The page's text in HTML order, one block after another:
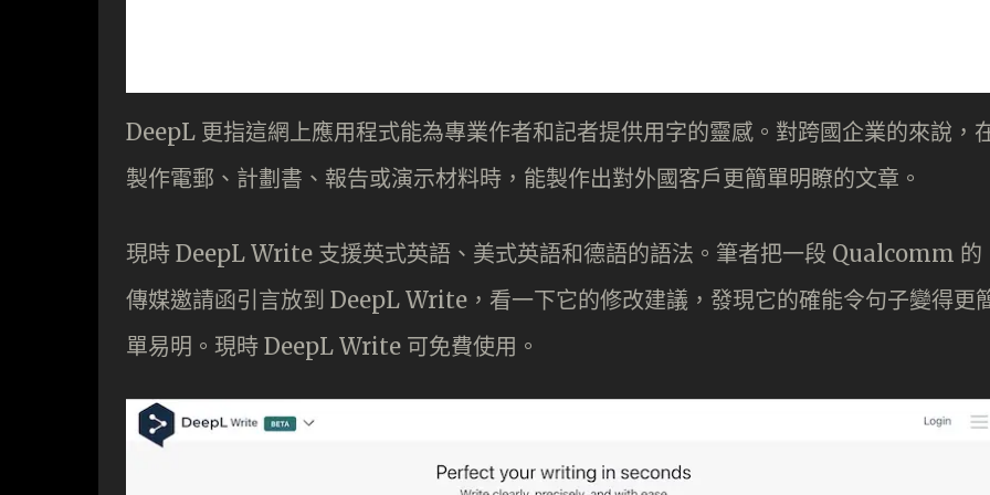
DeepL 更指這網上應用程式能為專業作者和記者提供用字的靈感。對跨國企業的來說，
製作電郵、計劃書、報告或演示材料時，能製作出對外國客戶更簡單明瞭的文章。
現時 DeepL Write 支援英式英語、美式英語和德語的語法。筆者把一段 Qualcomm 的
傳媒邀請函引言放到 DeepL Write，看一下它的修改建議，發現它的確能令句子變得更
單易明。現時 DeepL Write 可免費使用。